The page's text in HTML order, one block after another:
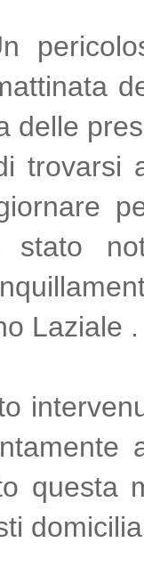
delle
stato
Laziale
questa